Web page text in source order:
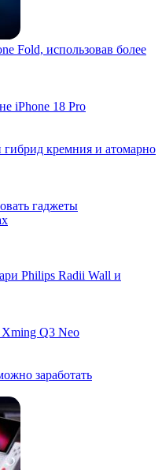
Fold, использовав более
iPhone 18 Pro
кремния и атомарно
гаджеты
Philips Radii Wall и
Q3 Neo
заработать